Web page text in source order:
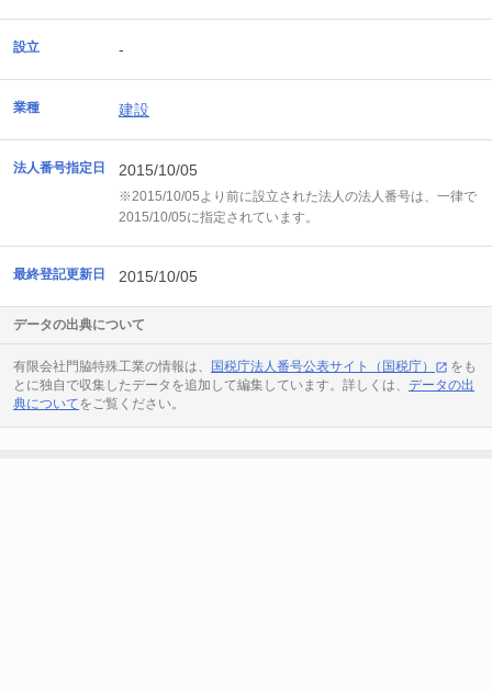
設立 -
業種 建設
法人番号指定日 2015/10/05
※2015/10/05より前に設立された法人の法人番号は、一律で
2015/10/05に指定されています。
最終登記更新日 2015/10/05
データの出典について
有限会社門脇特殊工業の情報は、 国税庁法人番号公表サイト（国税庁）
をも
とに独自で収集したデータを追加して編集しています。詳しくは、 データの出
典についてをご覧ください。